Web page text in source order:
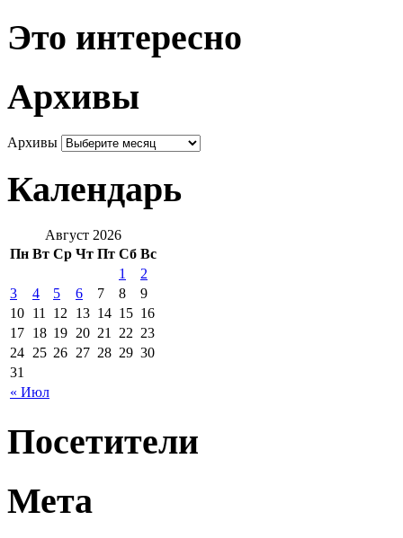
Это интересно
Архивы
Архивы
Календарь
Август 2026
Пн Вт Ср Чт Пт Сб Вс
« Июл
1
2
3
4 5 6 7 8
9
10 11 12 13 14 15 16
17 18 19 20 21 22 23
24 25 26 27 28 29 30
31
Посетители
Мета